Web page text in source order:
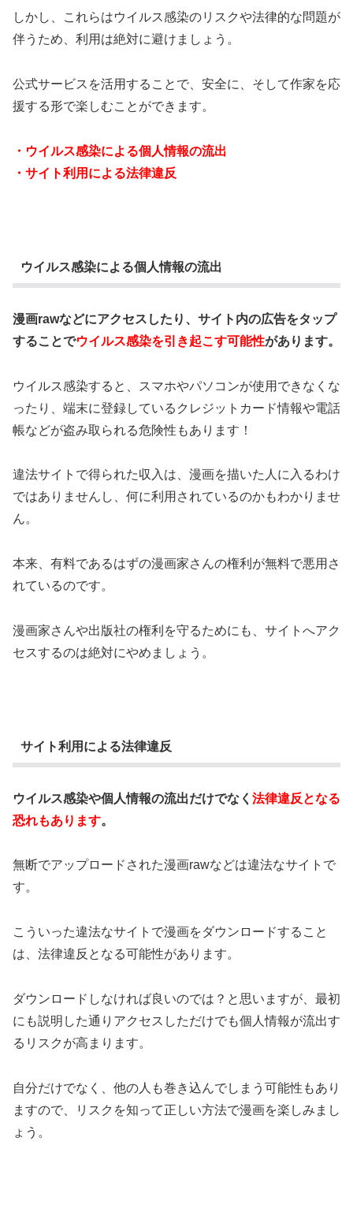
しかし、これらはウイルス感染のリスクや法律的な問題が
伴うため、利用は絶対に避けましょう。
公式サービスを活用することで、安全に、そして作家を応
援する形で楽しむことができます。
・ウイルス感染による個人情報の流出
・サイト利用による法律違反
ウイルス感染による個人情報の流出
漫画rawなどにアクセスしたり、サイト内の広告をタップ
することでウイルス感染を引き起こす可能性があります。
ウイルス感染すると、スマホやパソコンが使用できなくな
ったり、端末に登録しているクレジットカード情報や電話
帳などが盗み取られる危険性もあります！
違法サイトで得られた収入は、漫画を描いた人に入るわけ
ではありませんし、何に利用されているのかもわかりませ
ん。
本来、有料であるはずの漫画家さんの権利が無料で悪用さ
れているのです。
漫画家さんや出版社の権利を守るためにも、サイトへアク
セスするのは絶対にやめましょう。
サイト利用による法律違反
ウイルス感染や個人情報の流出だけでなく 法律違反となる
恐れもあります。
無断でアップロードされた漫画rawなどは違法なサイトで
す。
こういった違法なサイトで漫画をダウンロードすること
は、法律違反となる可能性があります。
ダウンロードしなければ良いのでは？と思いますが、最初
にも説明した通りアクセスしただけでも個人情報が流出す
るリスクが高まります。
自分だけでなく、他の人も巻き込んでしまう可能性もあり
ますので、リスクを知って正しい方法で漫画を楽しみまし
ょう。